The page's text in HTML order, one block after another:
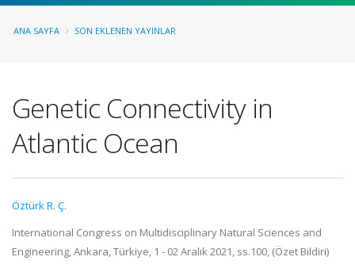
ANA SAYFA SON EKLENEN YAYINLAR
Genetic Connectivity in
Atlantic Ocean
Öztürk R. Ç.
International Congress on Multidisciplinary Natural Sciences and
Engineering, Ankara, Türkiye, 1 - 02 Aralık 2021, ss.100, (Özet Bildiri)